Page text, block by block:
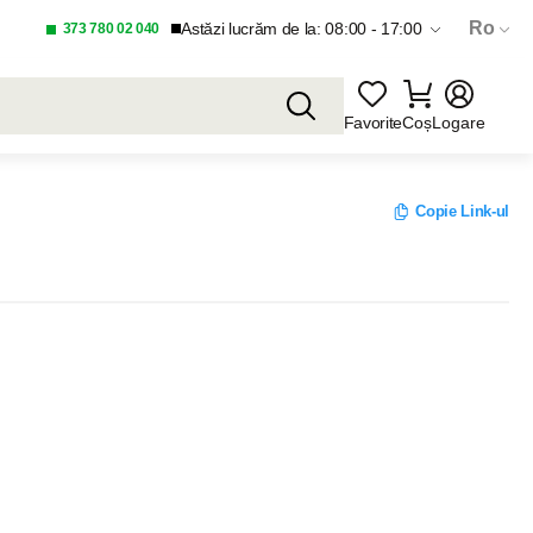
373 780 02 040 Astăzi lucrăm de la: 08:00 - 17:00 Ro
FavoriteCoșLogare
Copie Link-ul